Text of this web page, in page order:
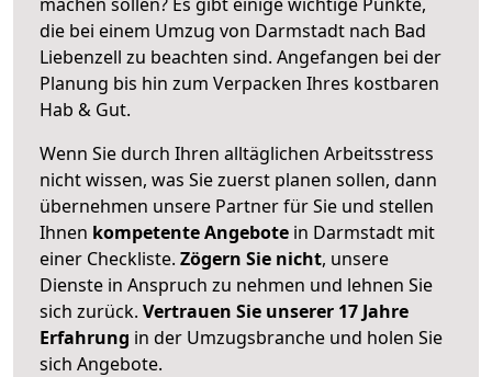
die bei einem Umzug von Darmstadt nach Bad
Liebenzell zu beachten sind. Angefangen bei der
Planung bis hin zum Verpacken Ihres kostbaren
Hab & Gut.
Wenn Sie durch Ihren alltäglichen Arbeitsstress
nicht wissen, was Sie zuerst planen sollen, dann
übernehmen unsere Partner für Sie und stellen
Ihnen kompetente Angebote in Darmstadt mit
einer Checkliste. Zögern Sie nicht, unsere
Dienste in Anspruch zu nehmen und lehnen Sie
sich zurück. Vertrauen Sie unserer 17 Jahre
Erfahrung in der Umzugsbranche und holen Sie
sich Angebote.